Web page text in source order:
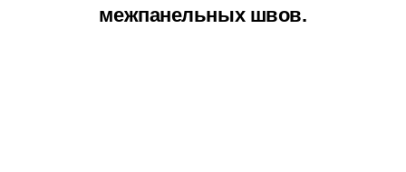
межпанельных швов.